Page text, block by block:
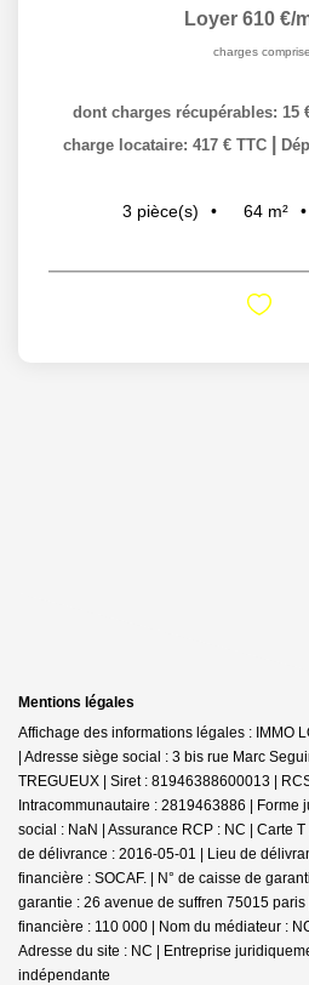
Loyer 610 €/
charges
dont charges récupérables: 15
charge locataire: 417 € TTC
3 pièce(s) 64 m²
Mentions légales
Affichage des informations légales : IMMO
| Adresse siège social : 3 bis rue Marc
TREGUEUX | Siret : 81946388600013 |
Intracommunautaire : 2819463886 | Forme
social : NaN | Assurance RCP : NC | Carte
de délivrance : 2016-05-01 | Lieu de
financière : SOCAF. | N° de caisse de
garantie : 26 avenue de suffren 75015
financière : 110 000 | Nom du médiateur :
Adresse du site : NC | Entreprise
indépendante